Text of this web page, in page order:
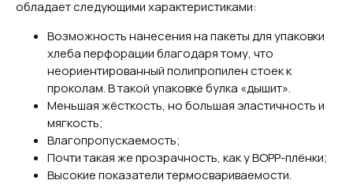
обладает следующими характеристиками:
Возможность нанесения на пакеты для упаковки
хлеба перфорации благодаря тому, что
неориентированный полипропилен стоек к
проколам. В такой упаковке булка «дышит».
Меньшая жёсткость, но большая эластичность и
мягкость;
Влагопропускаемость;
Почти такая же прозрачность, как у BOPP-плёнки;
Высокие показатели термосвариваемости.